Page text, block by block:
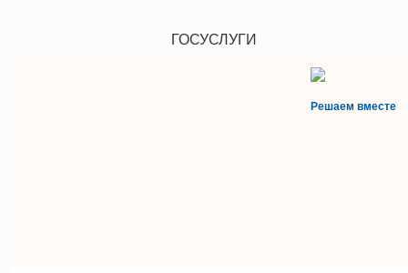
ГОСУСЛУГИ
Решаем вместе